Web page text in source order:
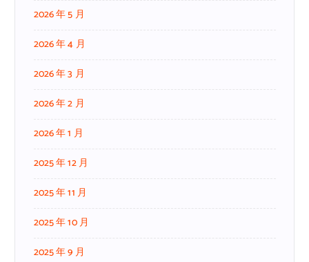
2026 年 5 月
2026 年 4 月
2026 年 3 月
2026 年 2 月
2026 年 1 月
2025 年 12 月
2025 年 11 月
2025 年 10 月
2025 年 9 月